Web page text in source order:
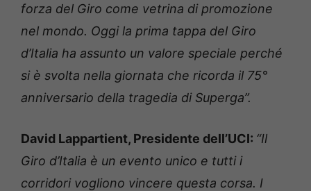
forza del Giro come vetrina di promozione
nel mondo. Oggi la prima tappa del Giro
d’Italia ha assunto un valore speciale perché
si è svolta nella giornata che ricorda il 75°
anniversario della tragedia di Superga”.
David Lappartient, Presidente dell’UCI: “Il
Giro d’Italia è un evento unico e tutti i
corridori vogliono vincere questa corsa. I